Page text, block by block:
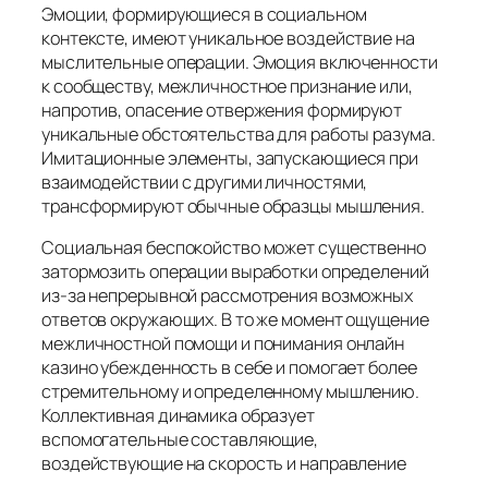
Эмоции, формирующиеся в социальном
контексте, имеют уникальное воздействие на
мыслительные операции. Эмоция включенности
к сообществу, межличностное признание или,
напротив, опасение отвержения формируют
уникальные обстоятельства для работы разума.
Имитационные элементы, запускающиеся при
взаимодействии с другими личностями,
трансформируют обычные образцы мышления.
Социальная беспокойство может существенно
затормозить операции выработки определений
из-за непрерывной рассмотрения возможных
ответов окружающих. В то же момент ощущение
межличностной помощи и понимания онлайн
казино убежденность в себе и помогает более
стремительному и определенному мышлению.
Коллективная динамика образует
вспомогательные составляющие,
воздействующие на скорость и направление